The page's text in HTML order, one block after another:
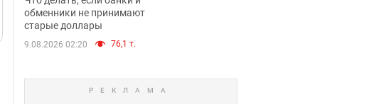
обменники и банки
такие купюры
обменники не принимают
старые доллары
9.08.2026 02:20 76,1 т.